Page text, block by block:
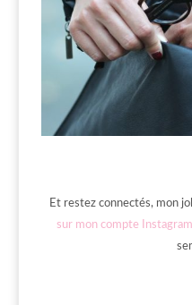
Et restez connectés, mon
sur mon compte Instagram